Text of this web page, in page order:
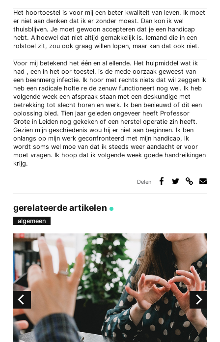
Het hoortoestel is voor mij een beter kwaliteit van leven. Ik moet
er niet aan denken dat ik er zonder moest. Dan kon ik wel
thuisblijven. Je moet gewoon accepteren dat je een handicap
hebt. Alhoewel dat niet altijd gemakkelijk is. Iemand die in een
rolstoel zit, zou ook graag willen lopen, maar kan dat ook niet.
Voor mij betekend het één en al ellende. Het hulpmiddel wat ik
had , een in het oor toestel, is de mede oorzaak geweest van
een beenmerg infectie. Ik hoor met rechts niets dat wil zeggen ik
heb een radicale holte re de zenuw functioneert nog wel. Ik heb
volgende week een afspraak staan met een deskundige met
betrekking tot slecht horen en werk. Ik ben benieuwd of dit een
oplossing bied. Tien jaar geleden ongeveer heeft Professor
Grote in Leiden nog gekeken of een herstel operatie zin heeft.
Gezien mijn geschiedenis wou hij er niet aan beginnen. Ik ben
onlangs op mijn werk geconfronteerd met mijn handicap, ik
wordt soms wel moe van dat ik steeds weer aandacht er voor
moet vragen. Ik hoop dat ik volgende week goede handreikingen
krijg.
Delen
gerelateerde artikelen
algemeen